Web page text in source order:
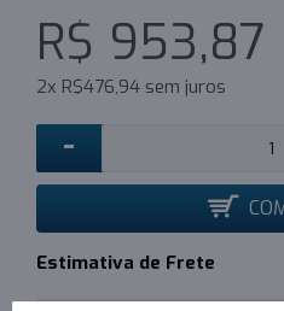
R$ 953,87
2x R$476,94 sem juros
-
Estimativa de Frete